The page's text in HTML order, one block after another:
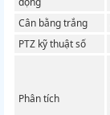
Cân bằng trắng
PTZ kỹ thuật số
Phân tích